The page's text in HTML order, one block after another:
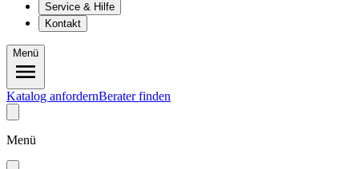
Service & Hilfe
Kontakt
Menü
Katalog anfordernBerater finden
Menü